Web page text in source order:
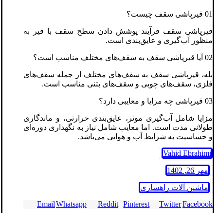
01 قیرپاشی سقف چیست؟
قیرپاشی سقف فرآیند پوشش دادن سطح سقف با قیر به
منظور آب‌گیری و عایق‌بندی است.
02 آیا قیرپاشی سقف به سقف‌های مختلف مناسب است؟
بله، قیرپاشی سقف به سقف‌های مختلف از جمله سقف‌های
فلزی، سقف‌های چوبی و سقف‌های بتنی مناسب است.
03 قیرپاشی چه مزایا و معایبی دارد؟
مزایا شامل آب‌گیری موثر، عایق‌بندی حرارتی، و ماندگاری
طولانی مدت است. اما معایب شامل نیاز به نگهداری دوره‌ای
و حساسیت به شرایط آب و هوایی می‌باشد.
Vahid Ebrahimi
مهر 26, 1402
ماشین آلات راهسازی
Facebook
Twitter
Pinterest
Reddit
Whatsapp
Email